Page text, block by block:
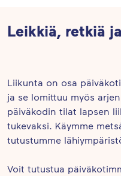
Leikkiä, retkiä
Liikunta on osa
ja se lomittuu myös
päiväkodin tilat lapsen
tukevaksi. Käymme
tutustumme
Voit tutustua